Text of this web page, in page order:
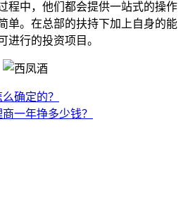
程中，他们都会提供一站式的操作
单。在总部的扶持下加上自身的能
进行的投资项目。
确定的？
一年挣多少钱？